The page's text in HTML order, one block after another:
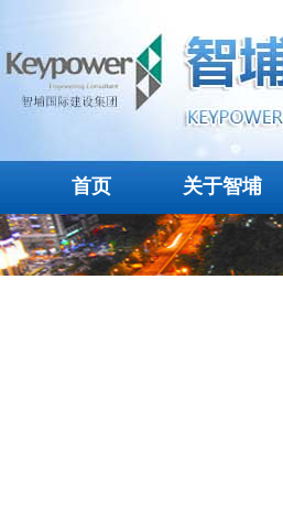
首页 关于智埔